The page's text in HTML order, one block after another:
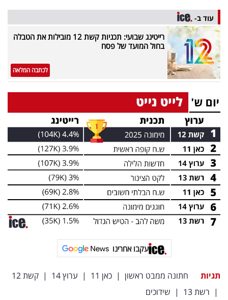
עוד ב-
רייטינג שבועי: תכניות קשת 12 מובילות את הטבלה
בחול המועד של פסח
לכתבה המלאה
עקבו אחרינו
תגיות חתונה ממבט ראשון | כאן 11 | ערוץ 14 | קשת 12
| רשת 13 | שידוכים